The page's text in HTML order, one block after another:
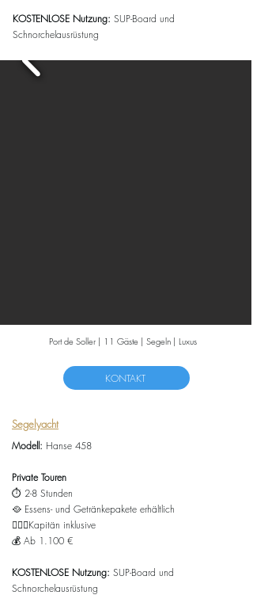
KOSTENLOSE Nutzung: SUP-Board und
Schnorchelausrüstung
Port de Soller | 11 Gäste | Segeln | Luxus
KONTAKT
Segelyacht
Modell: Hanse 458
Private Touren
⏱️ 2-8 Stunden
🥘 Essens- und Getränkepakete erhältlich
👨🏻‍✈️Kapitän inklusive
💰 Ab 1.100 €
KOSTENLOSE Nutzung: SUP-Board und
Schnorchelausrüstung